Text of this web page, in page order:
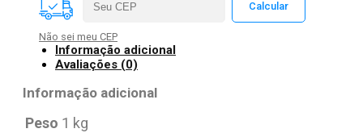
Não sei meu CEP
Informação adicional
Avaliações (0)
Informação adicional
Peso 1 kg